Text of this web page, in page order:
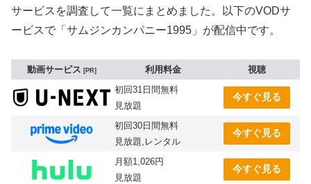
サービスを調査して一覧にまとめました。以下のVODサ
ービスで「サムジンカンパニー1995」が配信中です。
動画サービス PR 利用料金
視聴
初回31日間無料
見放題
今すぐ見る
初回30日間無料
見放題,レンタル
今すぐ見る
月額1,026円
見放題
今すぐ見る